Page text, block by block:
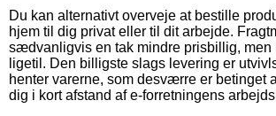
Du kan alternativt overveje at bestille
hjem til dig privat eller til dit arbejde.
sædvanligvis en tak mindre prisbillig, men
ligetil. Den billigste slags levering er
henter varerne, som desværre er betinget
dig i kort afstand af e-forretningens